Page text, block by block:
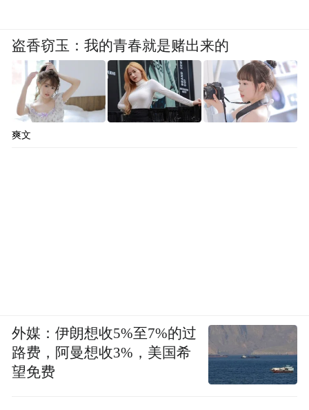
盗香窃玉：我的青春就是赌出来的
爽文
外媒：伊朗想收5%至7%的过
路费，阿曼想收3%，美国希
望免费